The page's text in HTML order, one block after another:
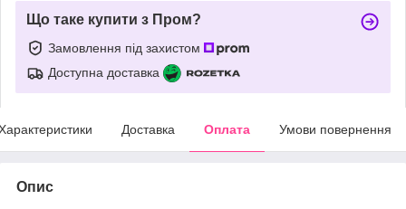
Що таке купити з Пром?
Замовлення під захистом
Доступна доставка
Доставка Оплата Умови повернення
Опис